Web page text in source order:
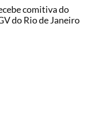
comitiva do
do Rio de Janeiro